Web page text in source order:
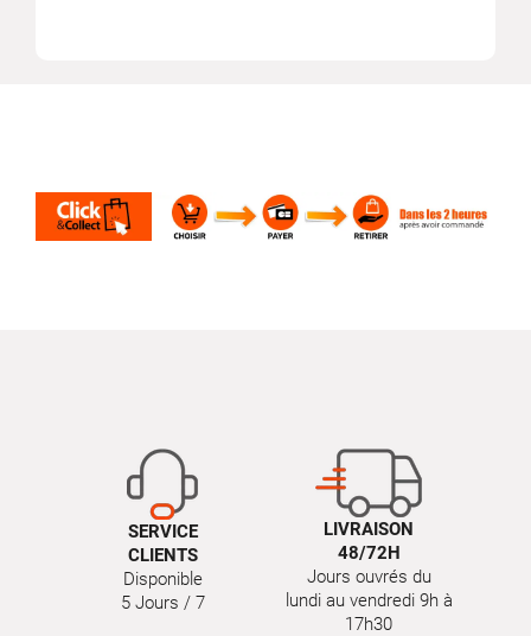
SERVICE
CLIENTS
Disponible
5 Jours / 7
LIVRAISON
48/72H
Jours ouvrés du
lundi au vendredi 9h à
17h30